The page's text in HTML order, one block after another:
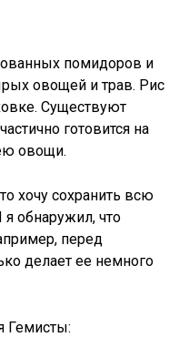
помидоров и
овощей и трав. Рис
Существуют
готовится на
овощи.
хочу сохранить всю
обнаружил, что
перед
делает ее немного
Гемисты: